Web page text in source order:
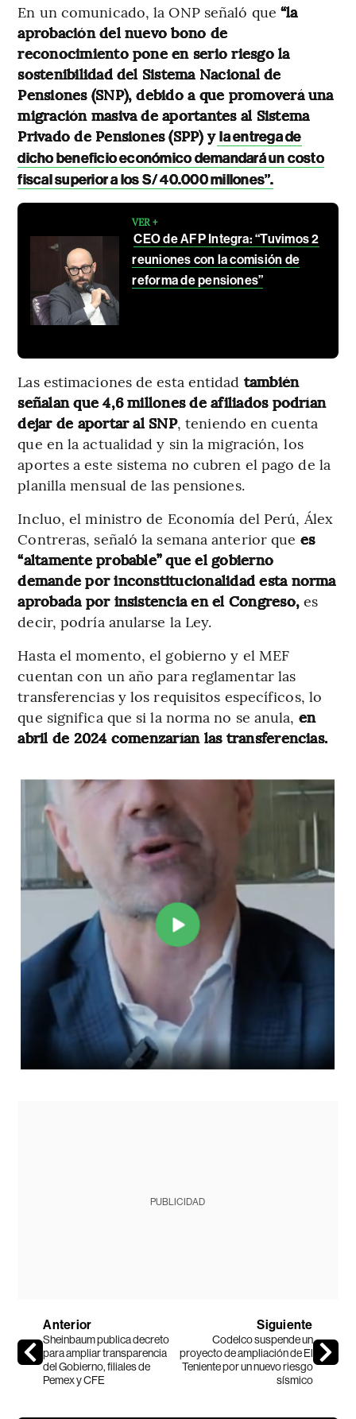
En un comunicado, la ONP señaló que “la
aprobación del nuevo bono de
reconocimiento pone en serio riesgo la
sostenibilidad del Sistema Nacional de
Pensiones (SNP), debido a que promoverá una
migración masiva de aportantes al Sistema
Privado de Pensiones (SPP) y la entrega de
dicho beneficio económico demandará un costo
fiscal superior a los S/ 40.000 millones”.
VER +
CEO de AFP Integra: “Tuvimos 2
reuniones con la comisión de
reforma de pensiones”
Las estimaciones de esta entidad también
señalan que 4,6 millones de afiliados podrían
dejar de aportar al SNP, teniendo en cuenta
que en la actualidad y sin la migración, los
aportes a este sistema no cubren el pago de la
planilla mensual de las pensiones.
Incluo, el ministro de Economía del Perú, Álex
Contreras, señaló la semana anterior que es
“altamente probable” que el gobierno
demande por inconstitucionalidad esta norma
aprobada por insistencia en el Congreso, es
decir, podría anularse la Ley.
Hasta el momento, el gobierno y el MEF
cuentan con un año para reglamentar las
transferencias y los requisitos específicos, lo
que significa que si la norma no se anula, en
abril de 2024 comenzarían las transferencias.
PUBLICIDAD
Anterior
Sheinbaum publica decreto
para ampliar transparencia
del Gobierno, filiales de
Pemex y CFE
Siguiente
Codelco suspende un
proyecto de ampliación de El
Teniente por un nuevo riesgo
sísmico